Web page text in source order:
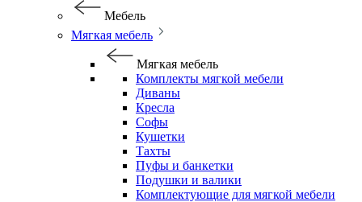
Мебель
Мягкая мебель
Мягкая мебель
Комплекты мягкой мебели
Диваны
Кресла
Софы
Кушетки
Тахты
Пуфы и банкетки
Подушки и валики
Комплектующие для мягкой мебели